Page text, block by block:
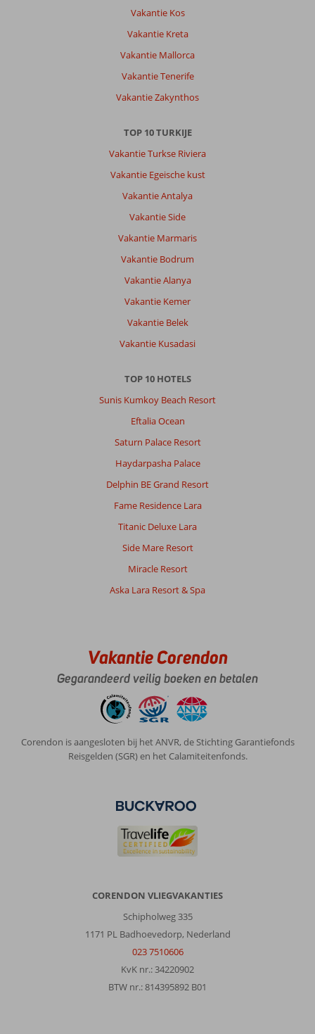
Vakantie Kos
Vakantie Kreta
Vakantie Mallorca
Vakantie Tenerife
Vakantie Zakynthos
TOP 10 TURKIJE
Vakantie Turkse Riviera
Vakantie Egeische kust
Vakantie Antalya
Vakantie Side
Vakantie Marmaris
Vakantie Bodrum
Vakantie Alanya
Vakantie Kemer
Vakantie Belek
Vakantie Kusadasi
TOP 10 HOTELS
Sunis Kumkoy Beach Resort
Eftalia Ocean
Saturn Palace Resort
Haydarpasha Palace
Delphin BE Grand Resort
Fame Residence Lara
Titanic Deluxe Lara
Side Mare Resort
Miracle Resort
Aska Lara Resort & Spa
Vakantie Corendon
Gegarandeerd veilig boeken en betalen
Corendon is aangesloten bij het ANVR, de Stichting Garantiefonds
Reisgelden (SGR) en het Calamiteitenfonds.
CORENDON VLIEGVAKANTIES
Schipholweg 335
1171 PL Badhoevedorp, Nederland
023 7510606
KvK nr.: 34220902
BTW nr.: 814395892 B01